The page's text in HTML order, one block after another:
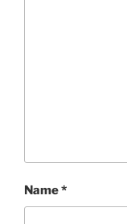
Name*